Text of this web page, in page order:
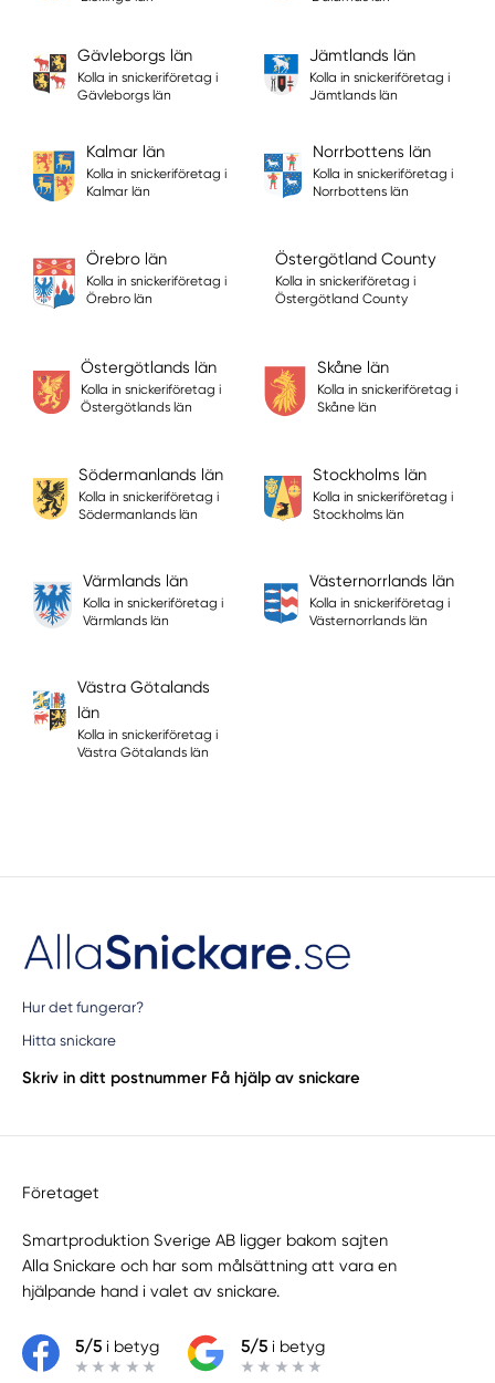
Gävleborgs län
Kolla in snickeriföretag i
Gävleborgs län
Jämtlands län
Kolla in snickeriföretag i
Jämtlands län
Kalmar län
Kolla in snickeriföretag i
Kalmar län
Norrbottens län
Kolla in snickeriföretag i
Norrbottens län
Örebro län
Kolla in snickeriföretag i
Örebro län
Östergötland County
Kolla in snickeriföretag i
Östergötland County
Östergötlands län
Kolla in snickeriföretag i
Östergötlands län
Skåne län
Kolla in snickeriföretag i
Skåne län
Södermanlands län
Kolla in snickeriföretag i
Södermanlands län
Stockholms län
Kolla in snickeriföretag i
Stockholms län
Värmlands län
Kolla in snickeriföretag i
Värmlands län
Västernorrlands län
Kolla in snickeriföretag i
Västernorrlands län
Västra Götalands
län
Kolla in snickeriföretag i
Västra Götalands län
Hur det fungerar?
Hitta snickare
Skriv in ditt postnummer Få hjälp av snickare
Företaget
Smartproduktion Sverige AB ligger bakom sajten
Alla Snickare och har som målsättning att vara en
hjälpande hand i valet av snickare.
5/5i betyg 5/5i betyg